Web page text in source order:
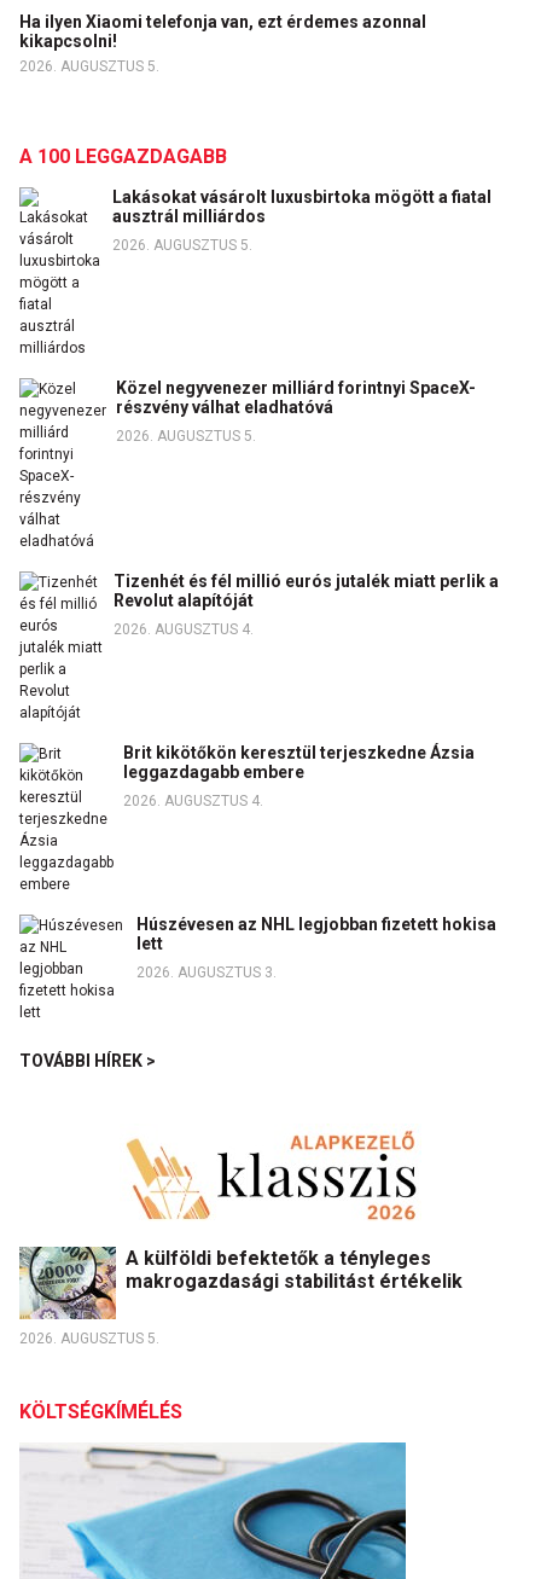
Ha ilyen Xiaomi telefonja van, ezt érdemes azonnal
kikapcsolni!
2026. AUGUSZTUS 5.
A 100 LEGGAZDAGABB
Lakásokat vásárolt luxusbirtoka mögött a fiatal
ausztrál milliárdos
2026. AUGUSZTUS 5.
Közel negyvenezer milliárd forintnyi SpaceX-
részvény válhat eladhatóvá
2026. AUGUSZTUS 5.
Tizenhét és fél millió eurós jutalék miatt perlik a
Revolut alapítóját
2026. AUGUSZTUS 4.
Brit kikötőkön keresztül terjeszkedne Ázsia
leggazdagabb embere
2026. AUGUSZTUS 4.
Húszévesen az NHL legjobban fizetett hokisa
lett
2026. AUGUSZTUS 3.
TOVÁBBI HÍREK >
A külföldi befektetők a tényleges
makrogazdasági stabilitást értékelik
2026. AUGUSZTUS 5.
KÖLTSÉGKÍMÉLÉS